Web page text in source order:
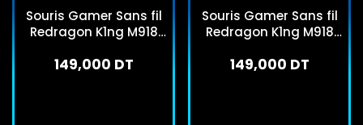
Souris Gamer Sans fil
Redragon K1ng M918
149,000 DT
Souris Gamer Sans fil
Redragon K1ng M918
149,000 DT